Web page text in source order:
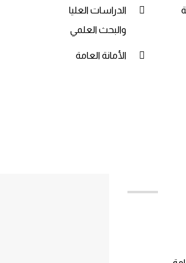
الدراسات العليا
والبحث العلمي
الأمانة العامة